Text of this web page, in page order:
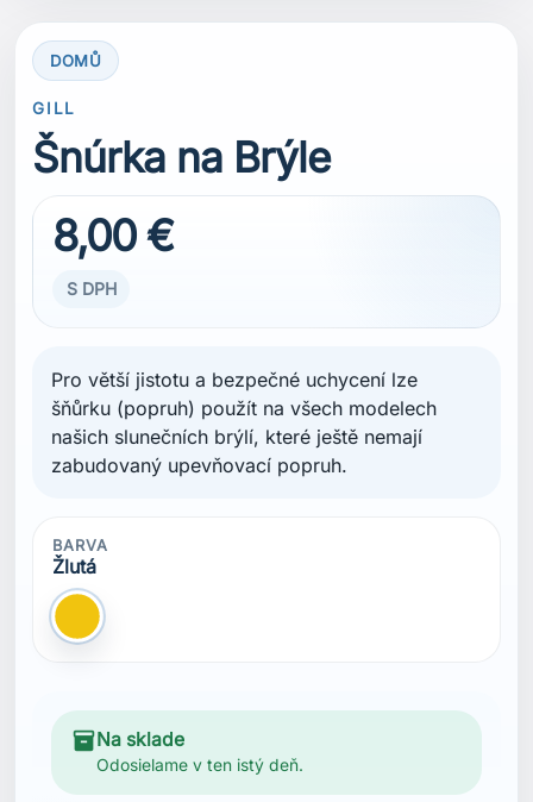
DOMŮ
GILL
Šnúrka na Brýle
8,00 €
S DPH
Pro větší jistotu a bezpečné uchycení lze
šňůrku (popruh) použít na všech modelech
našich slunečních brýlí, které ještě nemají
zabudovaný upevňovací popruh.
BARVA
Žlutá
Žlutá
inventory_2 Na sklade
Odosielame v ten istý deň.